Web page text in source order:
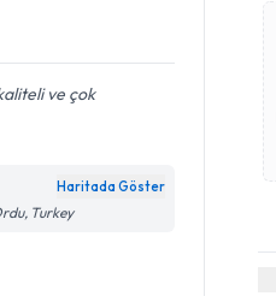
ve çok
Haritada Göster
Turkey